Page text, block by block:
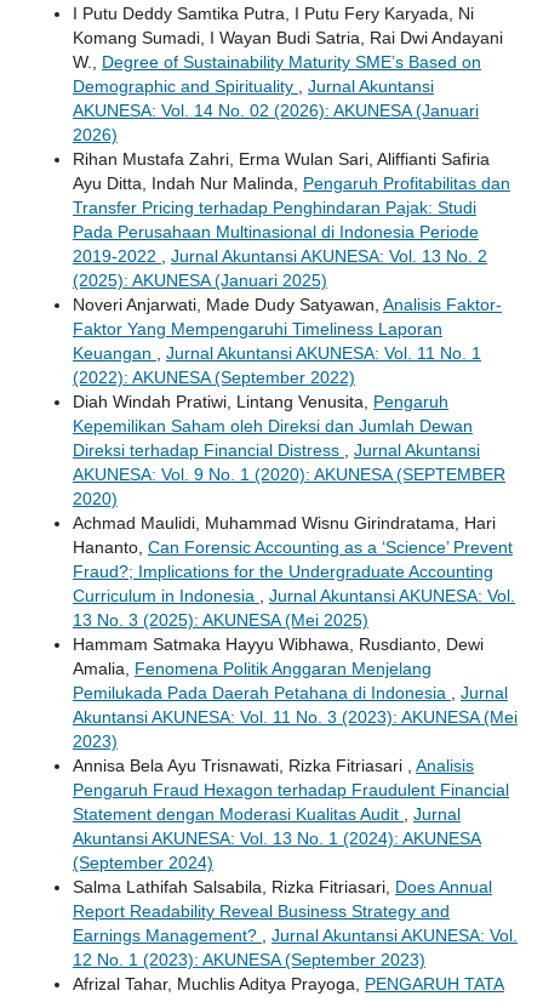
I Putu Deddy Samtika Putra, I Putu Fery Karyada, Ni
Komang Sumadi, I Wayan Budi Satria, Rai Dwi Andayani
W., Degree of Sustainability Maturity SME’s Based on
Demographic and Spirituality
Jurnal Akuntansi
AKUNESA: Vol. 14 No. 02 (2026): AKUNESA (Januari
2026)
Rihan Mustafa Zahri, Erma Wulan Sari, Aliffianti Safiria
Ayu Ditta, Indah Nur Malinda, Pengaruh Profitabilitas dan
Transfer Pricing terhadap Penghindaran Pajak: Studi
Pada Perusahaan Multinasional di Indonesia Periode
2019-2022
Jurnal Akuntansi AKUNESA: Vol. 13 No. 2
(2025): AKUNESA (Januari 2025)
Noveri Anjarwati, Made Dudy Satyawan, Analisis Faktor-
Faktor Yang Mempengaruhi Timeliness Laporan
Keuangan
Jurnal Akuntansi AKUNESA: Vol. 11 No. 1
(2022): AKUNESA (September 2022)
Diah Windah Pratiwi, Lintang Venusita, Pengaruh
Kepemilikan Saham oleh Direksi dan Jumlah Dewan
Direksi terhadap Financial Distress
Jurnal Akuntansi
AKUNESA: Vol. 9 No. 1 (2020): AKUNESA (SEPTEMBER
2020)
Achmad Maulidi, Muhammad Wisnu Girindratama, Hari
Hananto, Can Forensic Accounting as a ‘Science’ Prevent
Fraud?; Implications for the Undergraduate Accounting
Curriculum in Indonesia
Jurnal Akuntansi AKUNESA: Vol.
13 No. 3 (2025): AKUNESA (Mei 2025)
Hammam Satmaka Hayyu Wibhawa, Rusdianto, Dewi
Amalia, Fenomena Politik Anggaran Menjelang
Pemilukada Pada Daerah Petahana di Indonesia
Jurnal
Akuntansi AKUNESA: Vol. 11 No. 3 (2023): AKUNESA (Mei
2023)
Annisa Bela Ayu Trisnawati, Rizka Fitriasari , Analisis
Pengaruh Fraud Hexagon terhadap Fraudulent Financial
Statement dengan Moderasi Kualitas Audit
Jurnal
Akuntansi AKUNESA: Vol. 13 No. 1 (2024): AKUNESA
(September 2024)
Salma Lathifah Salsabila, Rizka Fitriasari, Does Annual
Report Readability Reveal Business Strategy and
Earnings Management?
Jurnal Akuntansi AKUNESA: Vol.
12 No. 1 (2023): AKUNESA (September 2023)
Afrizal Tahar, Muchlis Aditya Prayoga, PENGARUH TATA